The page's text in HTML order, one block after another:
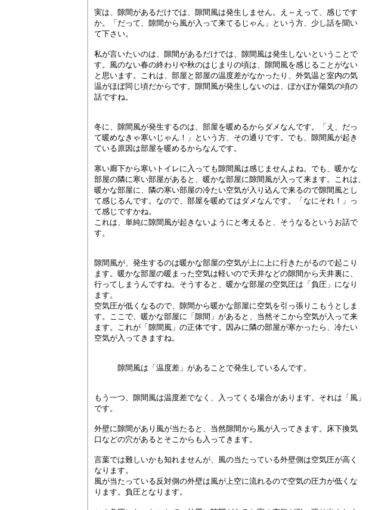
実は、隙間があるだけでは、隙間風は発生しません。え～えって、感じです
か。「だって、隙間から風が入って来てるじゃん」という方、少し話を聞い
て下さい。
私が言いたいのは、隙間があるだけでは、隙間風は発生しないということで
す。風のない春の終わりや秋のはじまりの頃は、隙間風を感じることがない
と思います。これは、部屋と部屋の温度差がなかったり、外気温と室内の気
温がほぼ同じ頃だからです。隙間風が発生しないのは、ぽかぽか陽気の頃の
話ですね。
冬に、隙間風が発生するのは、部屋を暖めるからダメなんです。「え、だっ
て暖めなきゃ寒いじゃん！」という方、その通りです。でも、隙間風が起き
ている原因は部屋を暖めるからなんです。
寒い廊下から寒いトイレに入っても隙間風は感じませんよね。でも、暖かな
部屋の隣に寒い部屋があると、暖かな部屋に隙間風が入って来ます。これは、
暖かな部屋に、隣の寒い部屋の冷たい空気が入り込んで来るので隙間風とし
て感じるんです。なので、部屋を暖めてはダメなんです。「なにそれ！」っ
て感じですかね。
これは、単純に隙間風が起きないようにと考えると、そうなるというお話で
す。
隙間風が、発生するのは暖かな部屋の空気が上に上に行きたがるので起こり
ます。暖かな部屋の暖まった空気は軽いので天井などの隙間から天井裏に、
行ってしまうんですね。そうすると、暖かな部屋の空気圧は「負圧」になり
ます。
空気圧が低くなるので、隙間から暖かな部屋に空気を引っ張りこもうとしま
す。ここで、暖かな部屋に「隙間」があると、当然そこから空気が入って来
ます。これが「隙間風」の正体です。因みに隣の部屋が寒かったら、冷たい
空気が入ってきますね。
隙間風は「温度差」があることで発生しているんです。
もう一つ、隙間風は温度差でなく、入ってくる場合があります。それは「風」
です。
外壁に隙間があり風が当たると、当然隙間から風が入ってきます。床下換気
口などの穴があるとそこからも入ってきます。
言葉では難しいかも知れませんが、風の当たっている外壁側は空気圧が高く
なります。
風が当たっている反対側の外壁は風が上空に流れるので空気の圧力が低くな
ります。負圧となります。